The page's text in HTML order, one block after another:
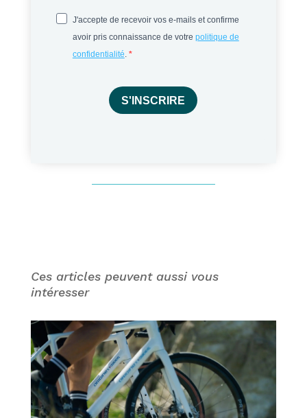
J'accepte de recevoir vos e-mails et confirme
avoir pris connaissance de votre politique de
confidentialité.
S'INSCRIRE
Ces articles peuvent aussi vous
intéresser